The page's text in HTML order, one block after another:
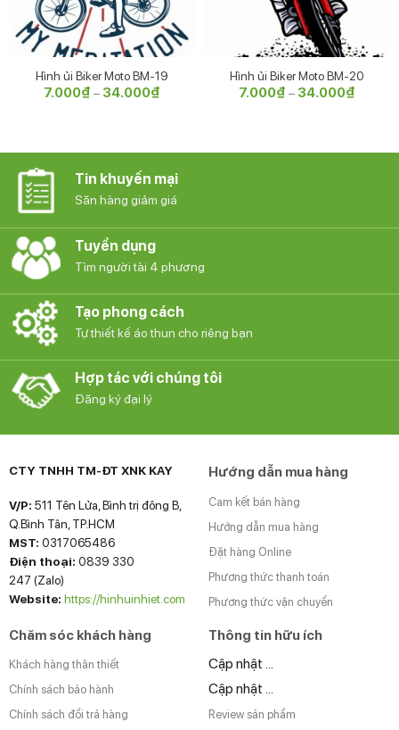
Hình ủi Biker Moto BM-19
7.000₫ – 34.000₫
34.000₫
Hình ủi Biker Moto BM-20
7.000₫ – 34.000₫
Tin khuyến mại
Săn hàng giảm giá
Tuyển dụng
Tìm người tài 4 phương
Tạo phong cách
Tự thiết kế áo thun cho riêng bạn
Hợp tác với chúng tôi
Đăng ký đại lý
CTY TNHH TM-ĐT XNK KAY
V/P: 511 Tên Lửa, Bình trị đông B,
Q.Bình Tân, TP.HCM
MST: 0317065486
Điện thoại: 0839 330
247 (Zalo)
Website: https://hinhuinhiet.com
Hướng dẫn mua hàng
Cam kết bán hàng
Hướng dẫn mua hàng
Đặt hàng Online
Phương thức thanh toán
Phương thức vận chuyển
Chăm sóc khách hàng
Khách hàng thân thiết
Chính sách bảo hành
Chính sách đổi trả hàng
Thông tin hữu ích
Cập nhật ...
Cập nhật ...
Review sản phẩm